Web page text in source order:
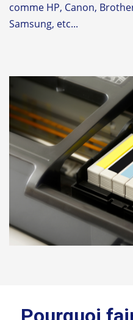
comme HP, Canon,
Samsung, etc...